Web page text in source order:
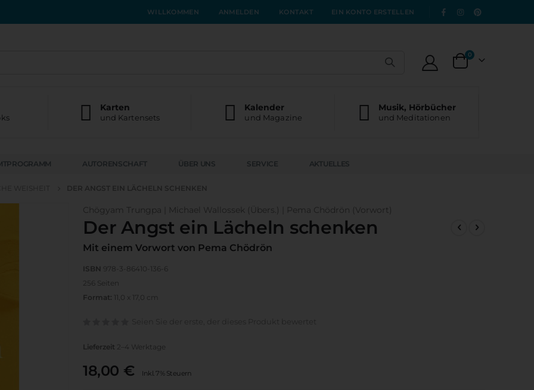
WILLKOMMEN ANMELDEN KONTAKT EIN KONTO ERSTELLEN
Warenkorb
0Artikel
Karten
und Kartensets
Kalender
und Magazine
Musik, Hörbücher
und Meditationen
AUTORENSCHAFT ÜBER UNS SERVICE AKTUELLES
WEISHEIT
Chögyam Trungpa | Michael Wallossek (Übers.) | Pema Chödrön (Vorwort)
Der Angst ein Lächeln schenken
Mit einem Vorwort von Pema Chödrön
ISBN
978-3-86410-136-6
256 Seiten
Format: 11,0 x 17,0 cm
Lieferzeit 2–4 Werktage
18,00 € Inkl. 7% Steuern